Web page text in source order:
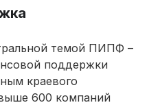
темой ПИПФ –
поддержки
краевого
600 компаний